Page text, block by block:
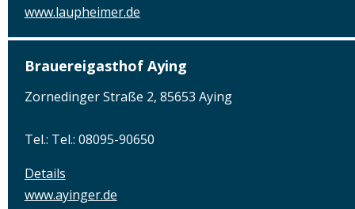
www.laupheimer.de
Brauereigasthof Aying
Zornedinger Straße 2, 85653 Aying
Tel.: Tel.: 08095-90650
Details
www.ayinger.de